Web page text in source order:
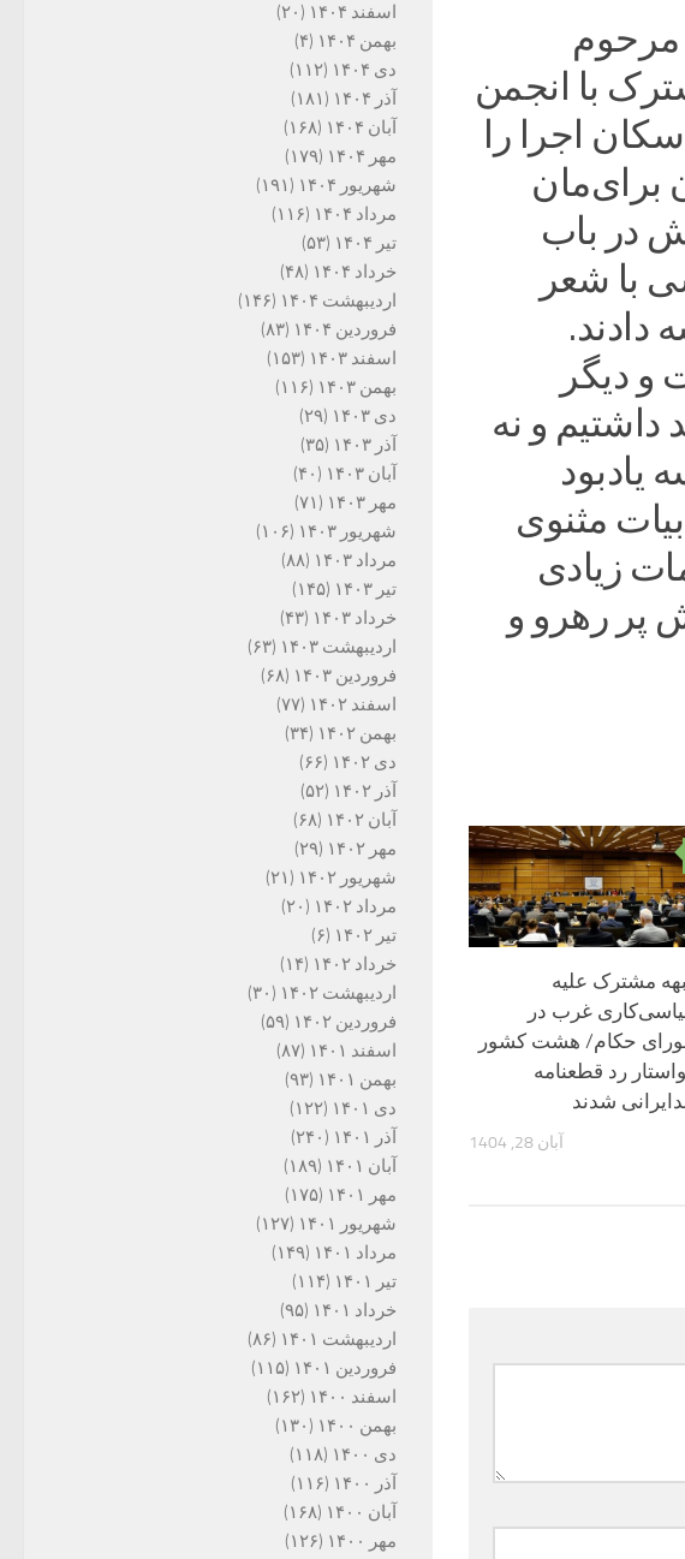
مرحوم
با انجمن
اجرا را
برای‌مان
در باب
با شعر
دادند.
و دیگر
و نه
مثنوی
زیادی
پر رهرو و
مشترک علیه
غرب در
حکام/ هشت کشور
رد قطعنامه
شدند
آبان 28, 1404
اسفند ۱۴۰۴
(۲۰)
بهمن ۱۴۰۴
(۴)
دی ۱۴۰۴
(۱۱۲)
آذر ۱۴۰۴
(۱۸۱)
آبان ۱۴۰۴
(۱۶۸)
مهر ۱۴۰۴
(۱۷۹)
شهریور ۱۴۰۴
(۱۹۱)
مرداد ۱۴۰۴
(۱۱۶)
تیر ۱۴۰۴
(۵۳)
خرداد ۱۴۰۴
(۴۸)
اردیبهشت ۱۴۰۴
(۱۴۶)
فروردین ۱۴۰۴
(۸۳)
اسفند ۱۴۰۳
(۱۵۳)
بهمن ۱۴۰۳
(۱۱۶)
دی ۱۴۰۳
(۲۹)
آذر ۱۴۰۳
(۳۵)
آبان ۱۴۰۳
(۴۰)
مهر ۱۴۰۳
(۷۱)
شهریور ۱۴۰۳
(۱۰۶)
مرداد ۱۴۰۳
(۸۸)
تیر ۱۴۰۳
(۱۴۵)
خرداد ۱۴۰۳
(۴۳)
اردیبهشت ۱۴۰۳
(۶۳)
فروردین ۱۴۰۳
(۶۸)
اسفند ۱۴۰۲
(۷۷)
بهمن ۱۴۰۲
(۳۴)
دی ۱۴۰۲
(۶۶)
آذر ۱۴۰۲
(۵۲)
آبان ۱۴۰۲
(۶۸)
مهر ۱۴۰۲
(۲۹)
شهریور ۱۴۰۲
(۲۱)
مرداد ۱۴۰۲
(۲۰)
تیر ۱۴۰۲
(۶)
خرداد ۱۴۰۲
(۱۴)
اردیبهشت ۱۴۰۲
(۳۰)
فروردین ۱۴۰۲
(۵۹)
اسفند ۱۴۰۱
(۸۷)
بهمن ۱۴۰۱
(۹۳)
دی ۱۴۰۱
(۱۲۲)
آذر ۱۴۰۱
(۲۴۰)
آبان ۱۴۰۱
(۱۸۹)
مهر ۱۴۰۱
(۱۷۵)
شهریور ۱۴۰۱
(۱۲۷)
مرداد ۱۴۰۱
(۱۴۹)
تیر ۱۴۰۱
(۱۱۴)
خرداد ۱۴۰۱
(۹۵)
اردیبهشت ۱۴۰۱
(۸۶)
فروردین ۱۴۰۱
(۱۱۵)
اسفند ۱۴۰۰
(۱۶۲)
بهمن ۱۴۰۰
(۱۳۰)
دی ۱۴۰۰
(۱۱۸)
آذر ۱۴۰۰
(۱۱۶)
آبان ۱۴۰۰
(۱۶۸)
مهر ۱۴۰۰
(۱۲۶)